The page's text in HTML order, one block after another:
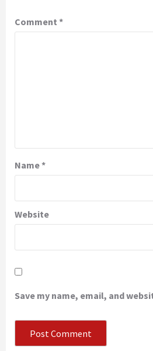
Comment *
Name*
Website
Save my name, email, and